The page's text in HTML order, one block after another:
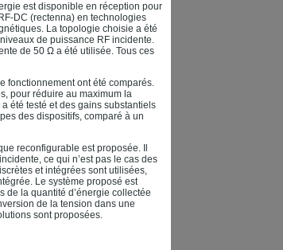
est disponible en réception pour
DC (rectenna) en technologies
La topologie choisie a été
de puissance RF incidente.
de 50 Ω a été utilisée. Tous ces
fonctionnement ont été comparés.
pour réduire au maximum la
été testé et des gains substantiels
des dispositifs, comparé à un
reconfigurable est proposée. Il
ce qui n’est pas le cas des
et intégrées sont utilisées,
Le système proposé est
de la quantité d’énergie collectée
de la tension dans une
sont proposées.